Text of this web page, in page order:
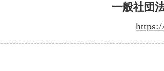
一般社団